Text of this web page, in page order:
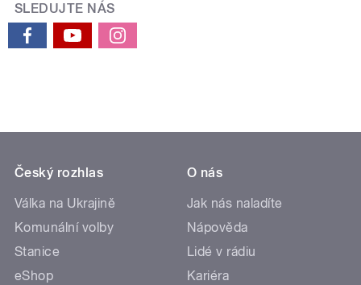
SLEDUJTE NÁS
Český rozhlas
Válka na Ukrajině
Komunální volby
Stanice
eShop
O nás
Jak nás naladíte
Nápověda
Lidé v rádiu
Kariéra